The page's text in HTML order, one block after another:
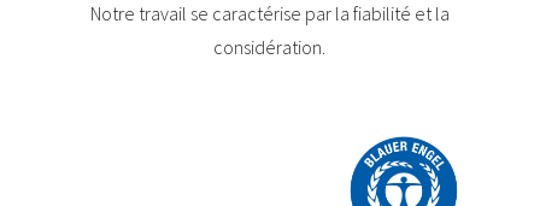
Notre travail se caractérise par la fiabilité et la
considération.